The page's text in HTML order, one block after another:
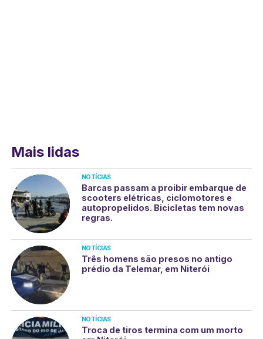
Mais lidas
NOTÍCIAS
Barcas passam a proibir embarque de
scooters elétricas, ciclomotores e
autopropelidos. Bicicletas tem novas
regras.
NOTÍCIAS
Três homens são presos no antigo
prédio da Telemar, em Niterói
NOTÍCIAS
Troca de tiros termina com um morto